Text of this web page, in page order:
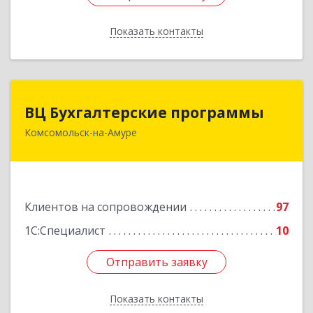
Показать контакты
Назад
ВЦ Бухгалтерские программы
Комсомольск-на-Амуре
Клиентов на сопровождении
97
1С:Специалист
10
Отправить заявку
Показать контакты
681000, Хабаровский край, Комсомольск-на-
Отправить заявку
Назад